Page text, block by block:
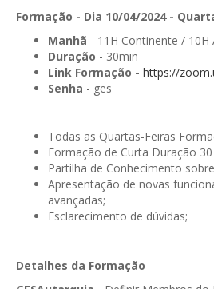
GESElevador
GESFaturação
GESFeira
GESInventário
GESMarcação
Formação - Dia 10/04/2024 -
Manhã - 11H Continente / 10H
Duração - 30min
Link Formação - https://
Senha - ges
Todas as Quartas-Feiras
Formação de Curta Duração
Partilha de Conhecimento
Apresentação de novas
avançadas;
Esclarecimento de dúvidas;
Detalhes da Formação